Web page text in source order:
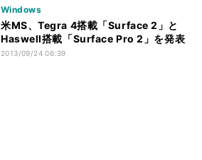
Windows
米MS、Tegra 4搭載「Surface 2」と
Haswell搭載「Surface Pro 2」を発表
2013/09/24 06:39